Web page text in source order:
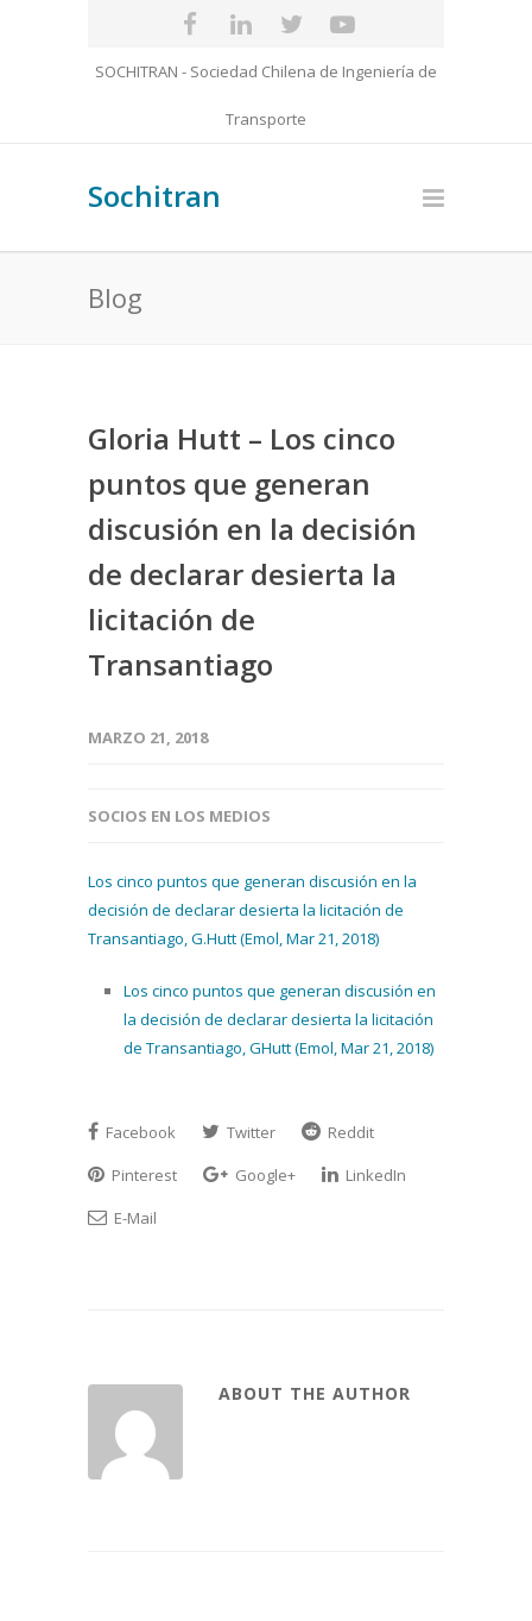
SOCHITRAN - Sociedad Chilena de Ingeniería de
Transporte
Sochitran
Blog
Gloria Hutt – Los cinco
puntos que generan
discusión en la decisión
de declarar desierta la
licitación de
Transantiago
MARZO 21, 2018
SOCIOS EN LOS MEDIOS
Los cinco puntos que generan discusión en la
decisión de declarar desierta la licitación de
Transantiago, G.Hutt (Emol, Mar 21, 2018)
Los cinco puntos que generan discusión en
la decisión de declarar desierta la licitación
de Transantiago, GHutt (Emol, Mar 21, 2018)
Facebook Twitter
Reddit
Pinterest
Google+
LinkedIn
E-Mail
ABOUT THE AUTHOR